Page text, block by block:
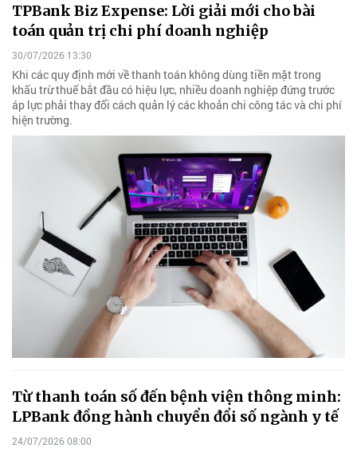
TPBank Biz Expense: Lời giải mới cho bài
toán quản trị chi phí doanh nghiệp
30/07/2026 13:30
Khi các quy định mới về thanh toán không dùng tiền mặt trong
khấu trừ thuế bắt đầu có hiệu lực, nhiều doanh nghiệp đứng trước
áp lực phải thay đổi cách quản lý các khoản chi công tác và chi phí
hiện trường.
Từ thanh toán số đến bệnh viện thông minh:
LPBank đồng hành chuyển đổi số ngành y tế
24/07/2026 08:00